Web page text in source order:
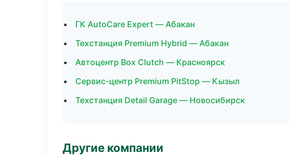
ГК AutoCare Expert — Абакан
Техстанция Premium Hybrid — Абакан
Автоцентр Box Clutch — Красноярск
Сервис-центр Premium PitStop — Кызыл
Техстанция Detail Garage — Новосибирск
Другие компании